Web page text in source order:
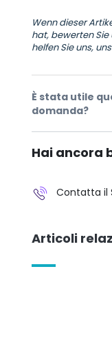
Wenn dieser
hat, bewerten
helfen Sie uns,
È stata utile
domanda?
Hai ancora
Contatta il
Articoli